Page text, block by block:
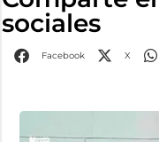
sociales
Facebook X